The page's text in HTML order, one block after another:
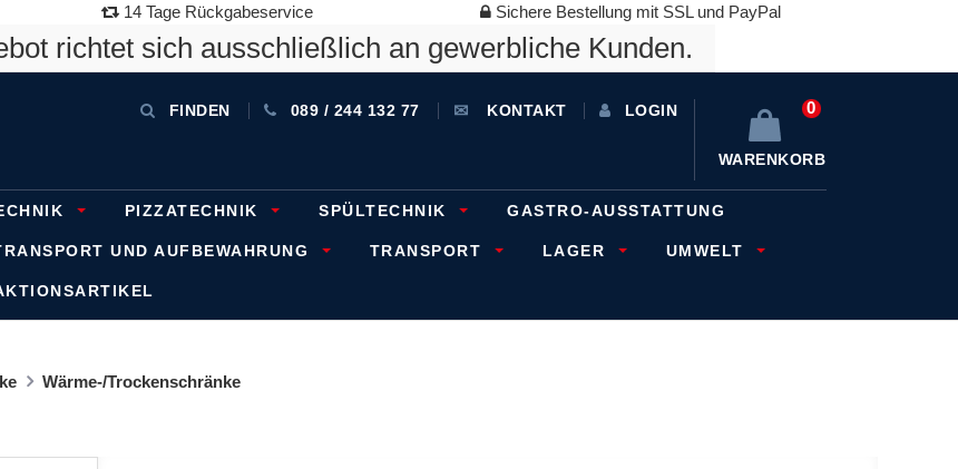
14 Tage Rückgabeservice Sichere Bestellung mit SSL und PayPal
richtet sich ausschließlich an gewerbliche Kunden.
FINDEN 089 / 244 132 77 KONTAKT LOGIN 0
WARENKORB
PIZZATECHNIK SPÜLTECHNIK GASTRO-AUSSTATTUNG
UND AUFBEWAHRUNG TRANSPORT LAGER UMWELT
Wärme-/Trockenschränke